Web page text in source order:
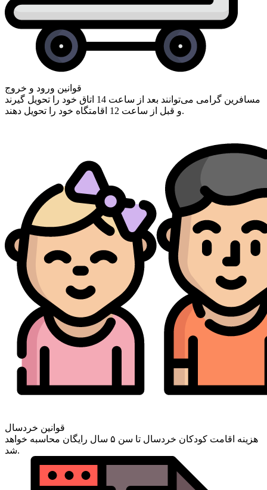
قوانین ورود و خروج
مسافرین گرامی ‌می‌توانند بعد از ساعت 14 اتاق خود را تحویل گیرند
و قبل از ساعت 12 اقامتگاه خود را تحویل دهند.
قوانین خردسال
هزینه اقامت کودکان خردسال تا سن ۵ سال رایگان محاسبه خواهد
شد.